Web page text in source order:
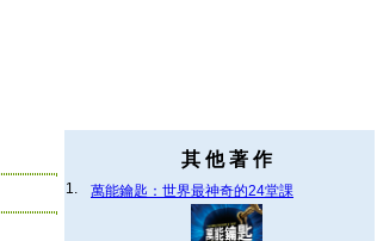
其 他 著 作
1. 萬能鑰匙：世界最神奇的24堂課